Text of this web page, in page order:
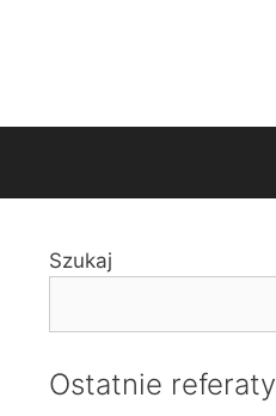
Szukaj
Ostatnie referaty